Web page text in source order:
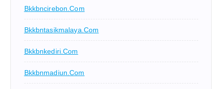
Bkkbncirebon.com
Bkkbntasikmalaya.com
Bkkbnkediri.com
Bkkbnmadiun.com